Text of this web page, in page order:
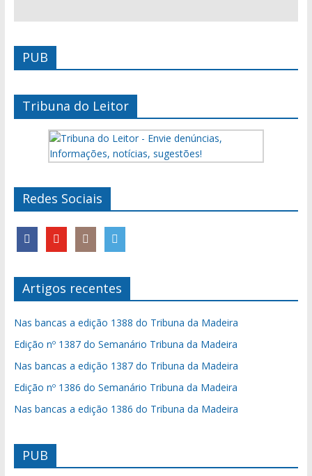
PUB
Tribuna do Leitor
Redes Sociais
Artigos recentes
Nas bancas a edição 1388 do Tribuna da Madeira
Edição nº 1387 do Semanário Tribuna da Madeira
Nas bancas a edição 1387 do Tribuna da Madeira
Edição nº 1386 do Semanário Tribuna da Madeira
Nas bancas a edição 1386 do Tribuna da Madeira
PUB